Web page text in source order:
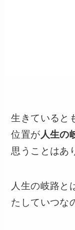
生きていると
位置が人生の
思うことはあ
人生の岐路と
たしていつな